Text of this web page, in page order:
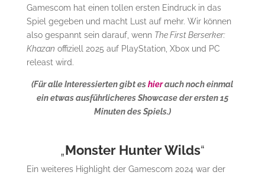
Gamescom hat einen tollen ersten Eindruck in das
Spiel gegeben und macht Lust auf mehr. Wir können
also gespannt sein darauf, wenn The First Berserker:
Khazan offiziell 2025 auf PlayStation, Xbox und PC
releast wird.
(Für alle Interessierten gibt eshierauch noch einmal
ein etwas ausführlicheres Showcase der ersten 15
Minuten des Spiels.)
„Monster Hunter Wilds“
Ein weiteres Highlight der Gamescom 2024 war der